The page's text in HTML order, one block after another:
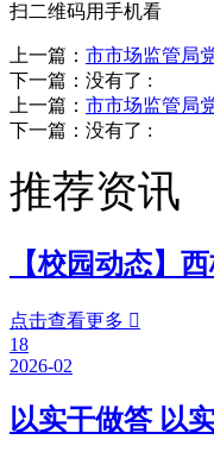
扫二维码用手机看
上一篇： 市市场监管局
下一篇：没有了 :
上一篇： 市市场监管局
下一篇：没有了 :
推荐资讯
【校园动态】
点击查看更多 
18
2026-02
以实干做答 以